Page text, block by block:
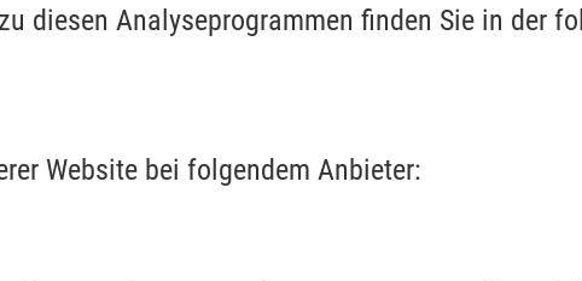
diesen Analyseprogrammen finden Sie in der
Website bei folgendem Anbieter: